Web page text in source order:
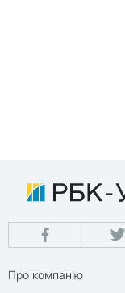
Про компанію